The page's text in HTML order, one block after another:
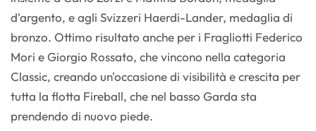
d'argento, e agli Svizzeri Haerdi-Lander, medaglia di
bronzo. Ottimo risultato anche per i Fragliotti Federico
Mori e Giorgio Rossato, che vincono nella categoria
Classic, creando un'occasione di visibilità e crescita per
tutta la flotta Fireball, che nel basso Garda sta
prendendo di nuovo piede.